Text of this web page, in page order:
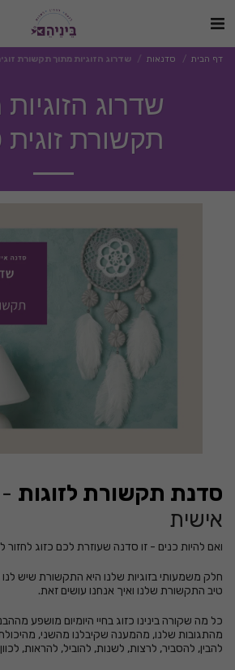
דף הבית סדנאות שדרוג הזוגיות מתוך תקשורת
שדרוג
תקשורת
סדנת תקשורת לזוגות
אישית
ואם להיות כנים - זו סדנה שעוזרת לכם כזוג לחזור
חלק משמעותי בזוגיות שלנו היא התקשורת שיש לנו
טיב התקשורת שלנו ואיך אנחנו עושים זאת.
כל מה שקורה בינינו כזוג בחיי היומיום מושפע
מהתגובות שלנו, מהמענה שקיבלנו מהשני,
להבין, להסביר, לרצות, לשנות, להוביל, להראות, לכוון